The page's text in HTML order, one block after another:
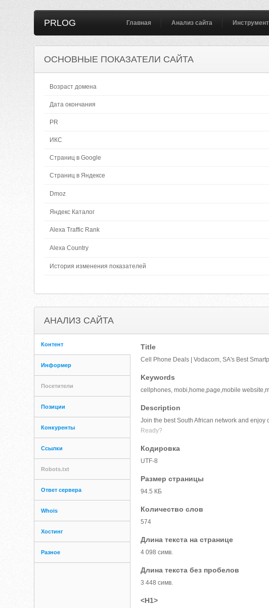
PRLOG Главная Анализ сайта
ОСНОВНЫЕ ПОКАЗАТЕЛИ САЙТА
Возраст домена
Дата окончания
PR
ИКС
Страниц в Google
Страниц в Яндексе
Dmoz
Яндекс Каталог
Alexa Traffic Rank
Alexa Country
История изменения показателей
АНАЛИЗ САЙТА
Контент
Информер
Посетители
Позиции
Конкуренты
Ссылки
Robots.txt
Ответ сервера
Whois
Хостинг
Разное
Title
Cell Phone Deals | Vodacom, SA's Best
Keywords
cellphones, mobi,home,page,mobile
Description
Join the best South African network and
Ready?
Кодировка
UTF-8
Размер страницы
94.5 КБ
Количество слов
574
Длина текста на странице
4 098 симв.
Длина текста без пробелов
3 448 симв.
<H1>